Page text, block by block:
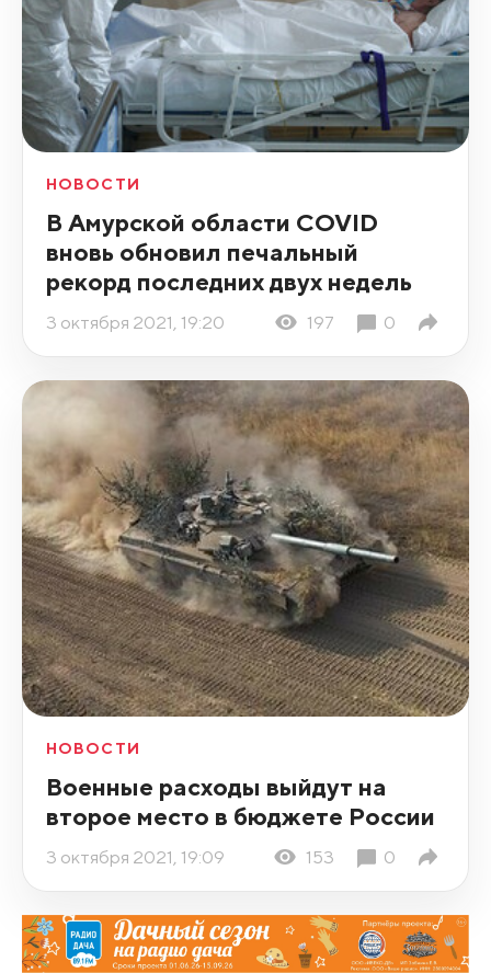
НОВОСТИ
В Амурской области COVID
вновь обновил печальный
рекорд последних двух недель
3 октября 2021, 19:20 197 0
НОВОСТИ
Военные расходы выйдут на
второе место в бюджете России
3 октября 2021, 19:09 153 0